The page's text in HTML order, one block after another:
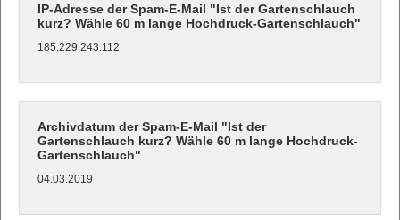
IP-Adresse der Spam-E-Mail "Ist der Gartenschlauch
kurz? Wähle 60 m lange Hochdruck-Gartenschlauch"
185.229.243.112
Archivdatum der Spam-E-Mail "Ist der
Gartenschlauch kurz? Wähle 60 m lange Hochdruck-
Gartenschlauch"
04.03.2019